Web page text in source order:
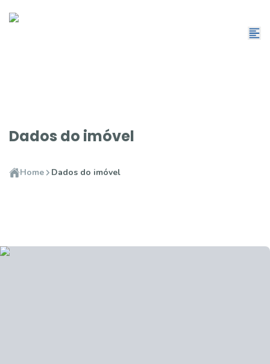
Dados do imóvel
Home Dados do imóvel